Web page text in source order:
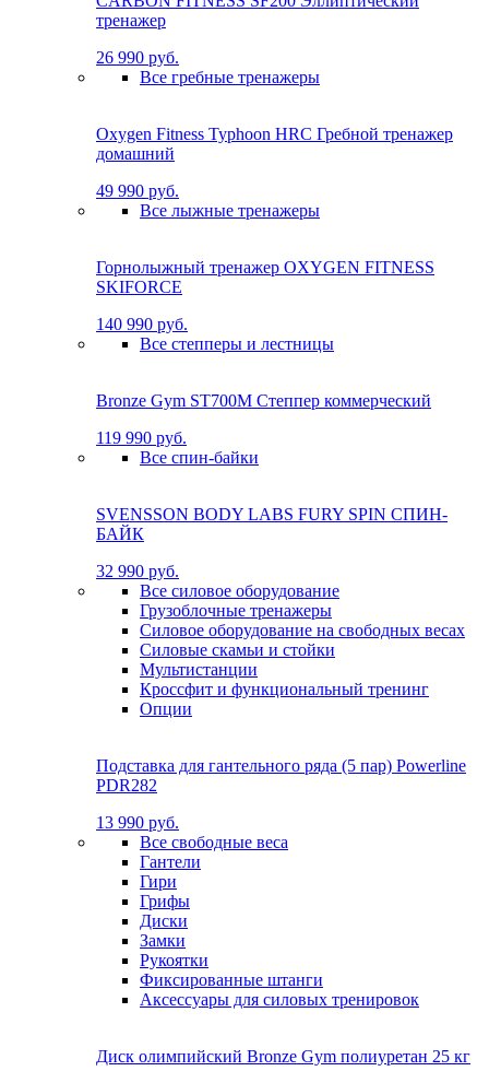
тренажер
26 990 руб.
Все гребные тренажеры
Oxygen Fitness Typhoon HRC Гребной тренажер
домашний
49 990 руб.
Все лыжные тренажеры
Горнолыжный тренажер OXYGEN FITNESS
SKIFORCE
140 990 руб.
Все степперы и лестницы
Bronze Gym ST700M Степпер коммерческий
119 990 руб.
Все спин-байки
SVENSSON BODY LABS FURY SPIN СПИН-
БАЙК
32 990 руб.
Все силовое оборудование
Грузоблочные тренажеры
Силовое оборудование на свободных весах
Силовые скамьи и стойки
Мультистанции
Кроссфит и функциональный тренинг
Опции
Подставка для гантельного ряда (5 пар) Powerline
PDR282
13 990 руб.
Все свободные веса
Гантели
Гири
Грифы
Диски
Замки
Рукоятки
Фиксированные штанги
Аксессуары для силовых тренировок
Диск олимпийский Bronze Gym полиуретан 25 кг